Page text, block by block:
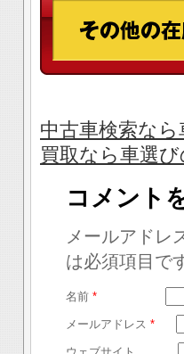
中古車検索な
買取なら車選
コメント
メールアドレ
は必須項目で
名前 *
メールアドレス *